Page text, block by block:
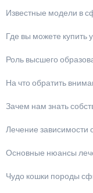
Известные модели в
Где вы можете купить
Роль высшего
На что обратить
Зачем нам знать
Лечение зависимости
Основные нюансы
Чудо кошки породы